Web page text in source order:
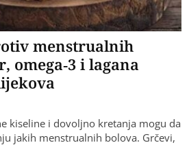
menstrualnih
omega-3 i lagana
kiseline i dovoljno kretanja mogu da
jakih menstrualnih bolova. Grčevi,